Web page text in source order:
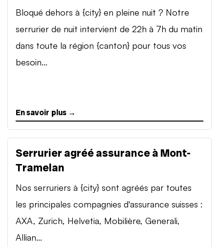
Bloqué dehors à {city} en pleine nuit ? Notre
serrurier de nuit intervient de 22h à 7h du matin
dans toute la région {canton} pour tous vos
besoin...
En savoir plus →
Serrurier agréé assurance à Mont-
Tramelan
Nos serruriers à {city} sont agréés par toutes
les principales compagnies d'assurance suisses :
AXA, Zurich, Helvetia, Mobilière, Generali,
Allian...